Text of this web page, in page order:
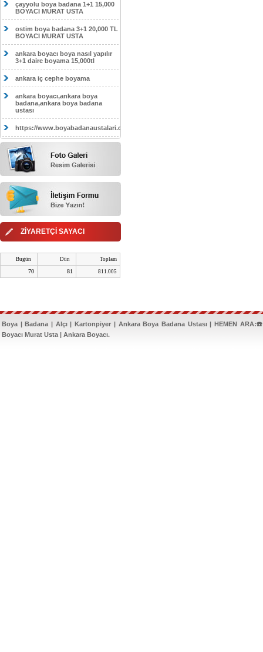
SOKULLU DAİRE BOYAMA 1000TL
EV,İŞYERİ BOYA BADANA USTASI
0554 184 41 66
çayyolu boya badana 1+1 15,000
BOYACI MURAT USTA
ostim boya badana 3+1 20,000 TL
BOYACI MURAT USTA
ankara boyacı boya nasıl yapılır
3+1 daire boyama 15,000tl
ankara iç cephe boyama
ankara boyacı,ankara boya
badana,ankara boya badana
ustası
https://www.boyabadanaustalari.com/
ZİYARETÇİ SAYACI
Bugün Dün Toplam
70 81 811.005
Boya | Badana | Alçı | Kartonpiyer | Ankara Boya Badana Ustası | HEMEN
Boyacı Murat Usta | Ankara Boyacı.